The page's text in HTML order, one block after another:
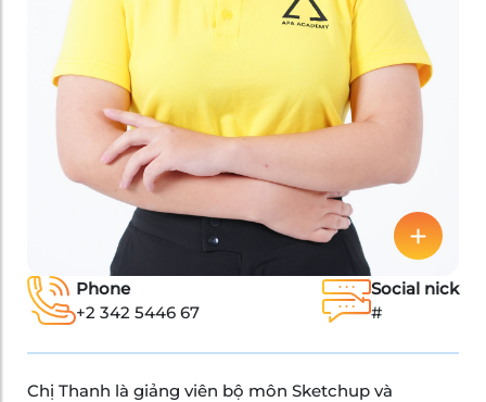
Phone
+2 342 5446 67
Social nick
#
Chị Thanh là giảng viên bộ môn Sketchup và